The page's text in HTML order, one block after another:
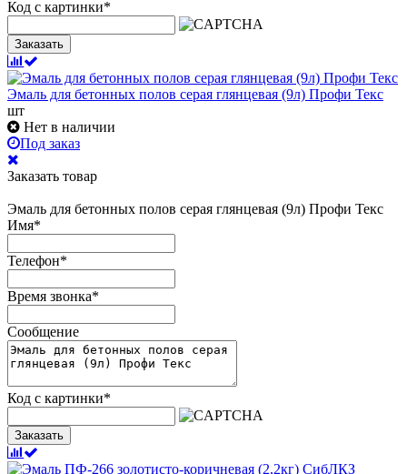
Код с картинки*
Заказать
Эмаль для бетонных полов серая глянцевая (9л) Профи Текс
шт
Нет в наличии
Под заказ
Заказать товар
Эмаль для бетонных полов серая глянцевая (9л) Профи Текс
Имя*
Телефон*
Время звонка*
Сообщение
Код с картинки*
Заказать